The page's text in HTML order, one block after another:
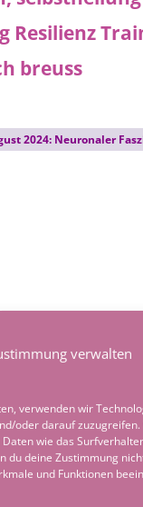
verwalten
verwenden wir
oder darauf zuzugreifen.
wie das
du deine Zustimmung
und Funktionen
2024: Neuronaler